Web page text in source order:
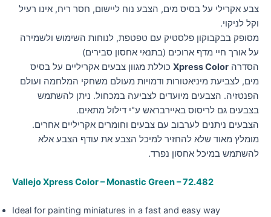
צבע אקרילי על בסיס מים, הצבע נוח ליישום, חסר ריח, אינו רעיל
וקל לניקוי.
מסופק בבקבוקון פלסטיק עם טפטפת, לנוחות השימוש ולשמירה
על אורך חיי מדף ארוכים (בתנאי אחסון סבירים)
הסדרה Xpress Color כוללת מגוון צבעים אקריליים על בסיס
מים, לצביעת מיניאטורות ודמויות מעולם משחקי המלחמה ועולם
הפנטזיה. הצבעים מיועדים לצביעה במכחול. ניתן להשתמש
בצבעים גם לריסוס באיירבראש ע"י דילול מתאים.
הצבעים ניתנים לערבוב עם צבעים וחומרים אקריליים אחרים.
מומלץ מאוד שלא להחזיר למיכל הצבע את עודף הצבע אלא
להשתמש במיכל אחסון נפרד.
Vallejo Xpress Color – Monastic Green – 72.482
Ideal for painting miniatures in a fast and easy way